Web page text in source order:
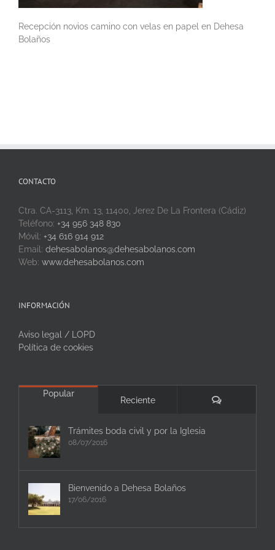
Recepción novios camino con velas en papel en Dehesa
Bolaños
CONTACTO
Ctra. CA-3113, Km. 13, 11400, Jerez De La Frontera (Cádiz)
Teléfono: +34 956 348 830
Móvil: +34 616 914 912
Email: dehesabolanos@dehesabolanos.com
Web: www.dehesabolanos.com
INFORMACIÓN
Aviso legal / LOPD
Política de cookies
Popular
Reciente Comentarios
Trámites boda civil y por la Iglesia
08/07/2016
Bienvenido a Dehesa Bolaños
17/06/2016